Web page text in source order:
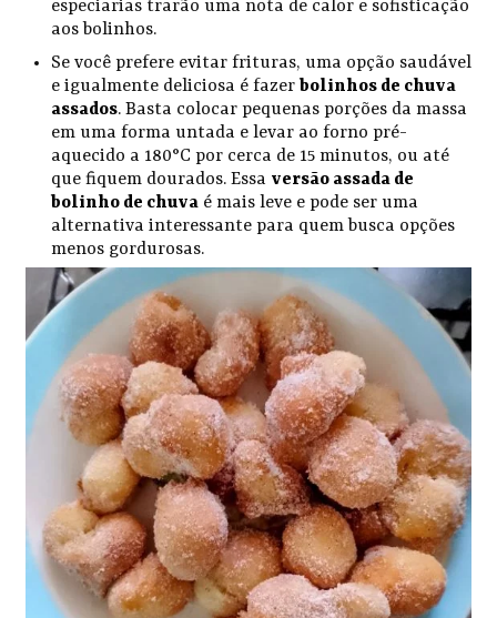
especiarias trarão uma nota de calor e sofisticação
aos bolinhos.
Se você prefere evitar frituras, uma opção saudável
e igualmente deliciosa é fazer bolinhos de chuva
assados. Basta colocar pequenas porções da massa
em uma forma untada e levar ao forno pré-
aquecido a 180°C por cerca de 15 minutos, ou até
que fiquem dourados. Essa versão assada de
bolinho de chuvaé mais leve e pode ser uma
alternativa interessante para quem busca opções
menos gordurosas.